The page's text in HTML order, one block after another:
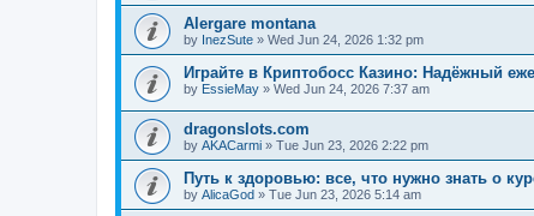
Alergare montana
by InezSute » Wed Jun 24, 2026 1:32 pm
Играйте в Криптобосс Казино: Надёжный
by EssieMay » Wed Jun 24, 2026 7:37 am
dragonslots.com
by AKACarmi » Tue Jun 23, 2026 2:22 pm
Путь к здоровью: все, что нужно знать о
by AlicaGod » Tue Jun 23, 2026 5:14 am